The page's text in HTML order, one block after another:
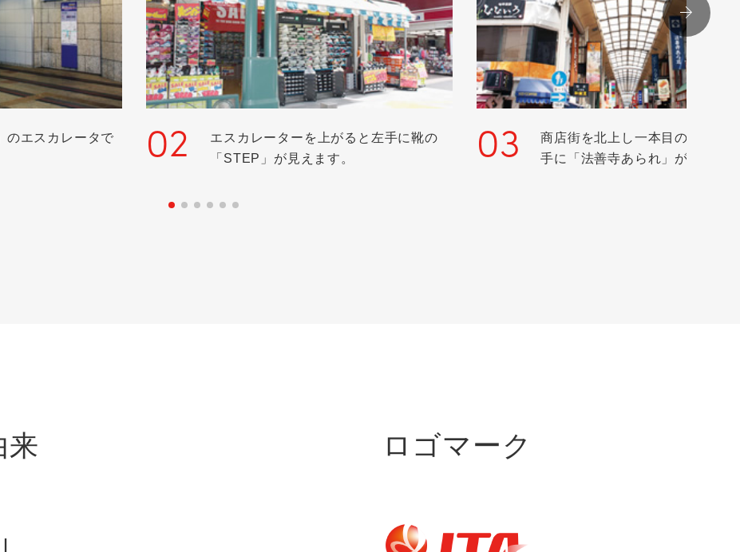
のエスカレータで
02
エスカレーターを上がると左手に靴の
「STEP」が見えます。
03
商店街を北上し一本目の交差点
手に「法善寺あられ」がありま
来 ロゴマーク